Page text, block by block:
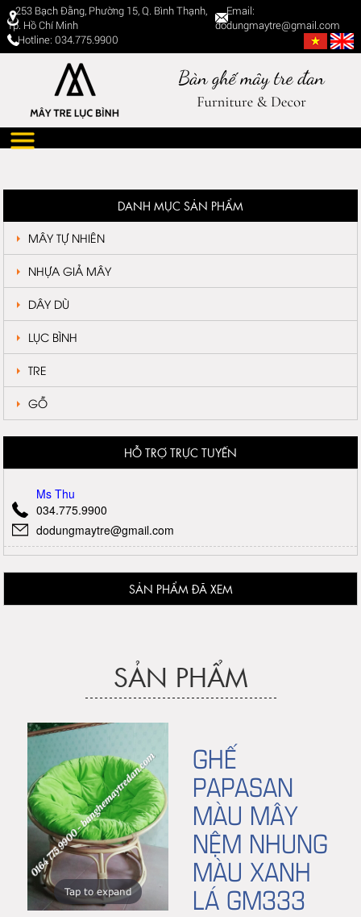
253 Bạch Đằng, Phường 15, Q. Bình Thạnh,
Tp. Hồ Chí Minh
Email:
dodungmaytre@gmail.com
Hotline: 034.775.9900
DANH MỤC SẢN PHẨM
MÂY TỰ NHIÊN
NHỰA GIẢ MÂY
DÂY DÙ
LỤC BÌNH
TRE
GỖ
HỖ TRỢ TRỰC TUYẾN
Ms Thu
034.775.9900
dodungmaytre@gmail.com
SẢN PHẨM ĐÃ XEM
SẢN PHẨM
Tap to expand
GHẾ
PAPASAN
MÀU MÂY
NỆM NHUNG
MÀU XANH
LÁ GM333